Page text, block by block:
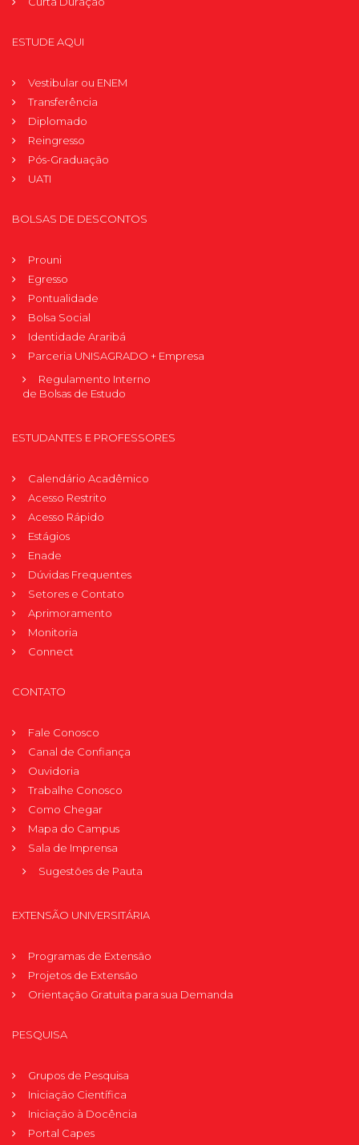
ESTUDE AQUI
Vestibular ou ENEM
Transferência
Diplomado
Reingresso
Pós-Graduação
UATI
BOLSAS DE DESCONTOS
Prouni
Egresso
Pontualidade
Bolsa Social
Identidade Araribá
Parceria UNISAGRADO + Empresa
Regulamento Interno
de Bolsas de Estudo
ESTUDANTES E PROFESSORES
Calendário Acadêmico
Acesso Restrito
Acesso Rápido
Estágios
Enade
Dúvidas Frequentes
Setores e Contato
Aprimoramento
Monitoria
Connect
CONTATO
Fale Conosco
Canal de Confiança
Ouvidoria
Trabalhe Conosco
Como Chegar
Mapa do Campus
Sala de Imprensa
Sugestões de Pauta
EXTENSÃO UNIVERSITÁRIA
Programas de Extensão
Projetos de Extensão
Orientação Gratuita para sua Demanda
PESQUISA
Grupos de Pesquisa
Iniciação Científica
Iniciação à Docência
Portal Capes